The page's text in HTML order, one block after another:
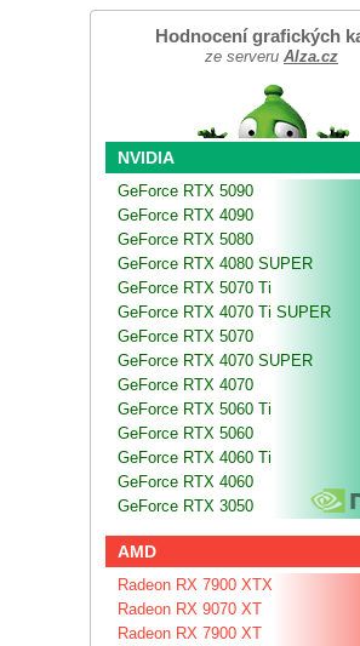
Hodnocení grafických
ze serveru Alza.cz
NVIDIA
GeForce RTX 5090
GeForce RTX 4090
GeForce RTX 5080
GeForce RTX 4080 SUPER
GeForce RTX 5070 Ti
GeForce RTX 4070 Ti SUPER
GeForce RTX 5070
GeForce RTX 4070 SUPER
GeForce RTX 4070
GeForce RTX 5060 Ti
GeForce RTX 5060
GeForce RTX 4060 Ti
GeForce RTX 4060
GeForce RTX 3050
AMD
Radeon RX 7900 XTX
Radeon RX 9070 XT
Radeon RX 7900 XT